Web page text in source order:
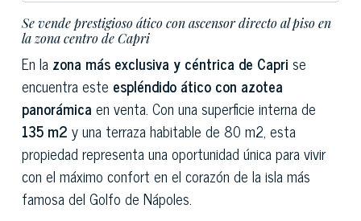
Se vende prestigioso ático con ascensor directo al piso en
la zona centro de Capri
En la zona más exclusiva y céntrica de Capri se
encuentra este espléndido ático con azotea
panorámica en venta. Con una superficie interna de
135 m2 y una terraza habitable de 80 m2, esta
propiedad representa una oportunidad única para vivir
con el máximo confort en el corazón de la isla más
famosa del Golfo de Nápoles.